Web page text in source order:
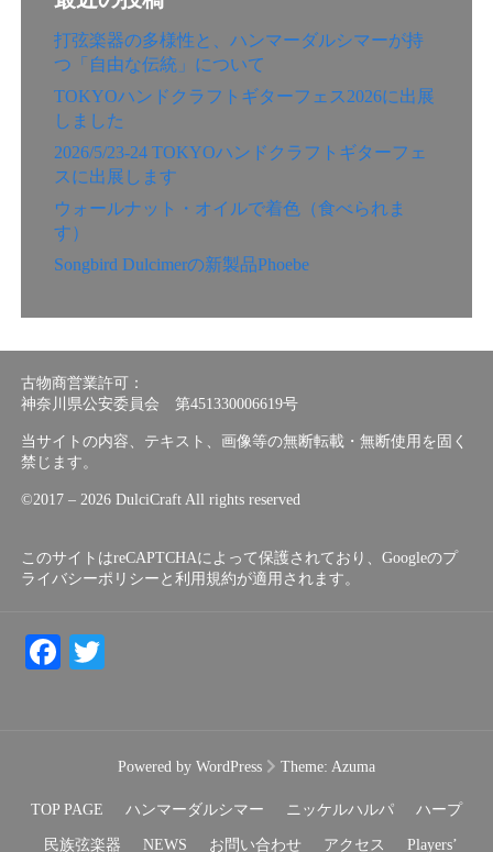
打弦楽器の多様性と、ハンマーダルシマーが持
つ「自由な伝統」について
TOKYOハンドクラフトギターフェス2026に出展
しました
2026/5/23-24 TOKYOハンドクラフトギターフェ
スに出展します
ウォールナット・オイルで着色（食べられま
す）
Songbird Dulcimerの新製品Phoebe
古物商営業許可：
神奈川県公安委員会 第451330006619号
当サイトの内容、テキスト、画像等の無断転載・無断使用を固く
禁じます。
©︎2017 – 2026 DulciCraft All rights reserved
このサイトはreCAPTCHAによって保護されており、Googleのプ
ライバシーポリシー と 利用規約が適用されます。
Facebook
Powered by WordPress Theme: Azuma
TOP PAGE ハンマーダルシマー ニッケルハルパ ハープ
民族弦楽器 NEWS お問い合わせ アクセス Players’